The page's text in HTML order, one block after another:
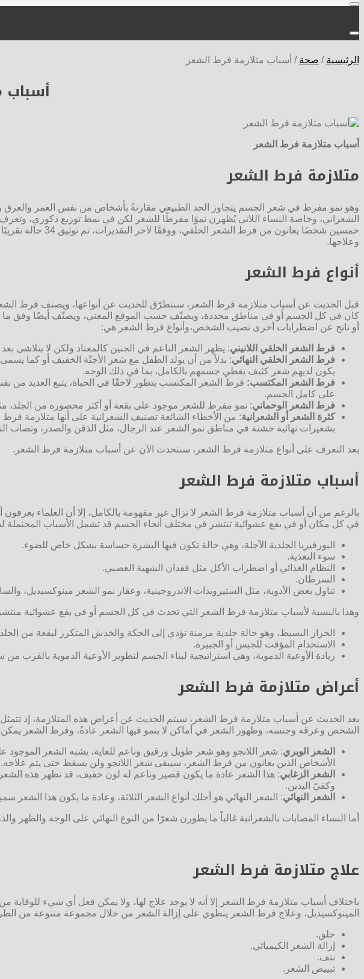
الرئيسية / صحة / أسباب متلازمة فرط الشعر
أسباب
أسباب متلازمة فرط الشعر
متلازمة فرط الشعر
وهو نمو مفرط في شعر الجسم يتجاوز الحد الطبيعي مقارنةً بأشخاص من نفس العمر
الشعراني، وخاصة النساء اللاتي يُظهرن نموًا مفرطًا للشعر لكن في نمط توزيع ذكوري،
خمسين شخصًا
وعلاجها.
أنواع فرط الشعر
قبل الحديث عن أسباب متلازمة فرط الشعر، سنتطرّق للحديث عن أنواعها، ويصنف فرط
كان في كل الجسم أو في مناطق محددة، ويصنّف حسب الموقع المعني، ويصنّف أيضًا وفق ما
أو ناتج عن اضطرابات أخرى تصيب الشخص،وأنواع فرط الشعر هي:
فرط الشعر الخلقي اللانيني: يظهر الشعر الناعم في الجنين كالمعتاد ولكن لا
فرط الشعر الخلقي النهائي: بدلاً من أن يولد الطفل مع شعر الأجنّة الخفيف أو كما يسمى
يكون لديهم شعر كثيف يغطي جسمهم بالكامل، بما في ذلك الوجه.
فرط الشعر المكتسب: فرط الشعر المكتسب يتطور لاحقًا في الحياة، يتبع العديد
على كامل الجسم.
فرط الشعر الوحماني: نمو مفرط للشعر موجود على بقعة أو أكثر محصورة من الجلد،
كثرة الشعر أو الشعرانية
بشعيرات نهائية خشنة في مناطق نمو الشعر عند الرجال، مثل الذقن والصدر، وتصاب
بعد التعرف على أنواع متلازمة فرط الشعر، سنتحدث الآن عن أسباب متلازمة فرط الشعر.
أسباب متلازمة فرط الشعر
بالرغم من أن أسباب متلازمة فرط الشعر لا تزال غير مفهومة بالكامل، إلا أن العلماء
في كل مكان أو في بقع عشوائية تنتشر في مختلف أنحاء الجسم قد تشمل الأسباب المحتملة
البورفيريا الجلدية الآجلة، وهي حالة تكون فيها البشرة حساسة بشكل خاص للضوء.
سوء التغذية.
النظام الغذائي أو اضطراب الأكل مثل فقدان الشهية العصبي.
السرطان.
تناول بعض الأدوية، مثل الستيرويدات الاندروجينية، وعقار نمو الشعر مينوكسيديل،
وهذا بالنسبة لأسباب متلازمة فرط الشعر التي تحدث في كل الجسم أو في بقع عشوائية
الحزاز البسيط، وهو حالة جلدية مزمنة تؤدي إلى الحكة والخدش المتكرر لبقعة من
الاستخدام المؤقت للجبس أو الجبيرة.
زيادة الأوعية الدموية، وهي استراتيجية لبناء الجسم لتطوير الأوعية الدموية بالقرب
أعراض متلازمة فرط الشعر
بعد الحديث عن أسباب متلازمة فرط الشعر، سيتم الحديث عن أعراض هذه المتلازمة، إذ
الشخص وعرقه وجنسه، وظهور الشعر في أماكن لا ينمو فيها الشعر عادةً، وفرط الشعر يمكن
الشعر الوبري: شعر اللانجو وهو شعر طويل ورقيق وناعم للغاية، يشبه الشعر الموجود
الأشخاص الذين يعانون من فرط الشعر، سيبقى شعر اللانجو ولن يسقط حتى يتم علاجه.
الشعر الزغابي: هذا الشعر عادة ما يكون قصير وناعم له لون خفيف، قد تظهر هذه
وكفيّ اليدين.
الشعر النهائي: الشعر النهائي هو أحلك أنواع الشعر الثلاثة، وعادة ما يكون هذا الشعر
أما النساء المصابات بالشعرانية غالباً ما يطورن شعرًا من النوع النهائي على الوجه
علاج متلازمة فرط الشعر
باختلاف أسباب متلازمة فرط الشعر إلا أنه لا يوجد علاج لها، ولا يمكن فعل أي شيء
المينوكسيديل، وعلاج فرط الشعر ينطوي على إزالة الشعر من خلال مجموعة متنوعة من
حلق.
إزالة الشعر الكيميائي.
نتف.
تبييض الشعر.